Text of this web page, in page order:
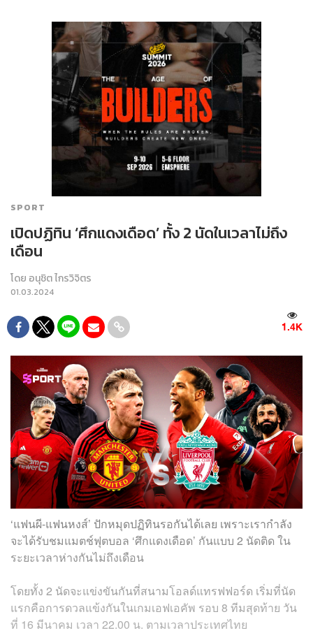
SPORT
เปิดปฏิทิน ‘ศึกแดงเดือด’ ทั้ง 2 นัดในเวลาไม่ถึง
เดือน
โดย อนุชิต ไกรวิจิตร
01.03.2024
1.4K
‘แฟนผี-แฟนหงส์’ ปักหมุดปฏิทินรอกันได้เลย เพราะเรากำลัง
จะได้รับชมแมตช์ฟุตบอล ‘ศึกแดงเดือด’ กันแบบ 2 นัดติด ใน
ระยะเวลาห่างกันไม่ถึงเดือน
โดยทั้ง 2 นัดจะแข่งขันกันที่สนามโอลด์แทรฟฟอร์ด เริ่มที่นัด
แรกคือการดวลแข้งกันในเกมเอฟเอคัพ รอบ 8 ทีมสุดท้าย วัน
ที่ 16 มีนาคม เวลา 22.00 น. ตามเวลาประเทศไทย